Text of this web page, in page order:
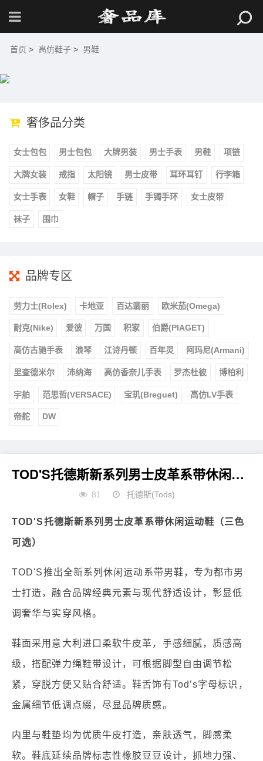
首页 > 高仿鞋子 > 男鞋
奢侈品分类
女士包包 男士包包 大牌男装 男士手表 男鞋 项链
大牌女装 戒指 太阳镜 男士皮带 耳环耳钉 行李箱
女士手表 女鞋 帽子 手链 手镯手环 女士皮带
袜子 围巾
品牌专区
劳力士(Rolex) 卡地亚 百达翡丽 欧米茄(Omega)
耐克(Nike) 爱彼 万国 积家 伯爵(PIAGET)
高仿古驰手表 浪琴 江诗丹顿 百年灵 阿玛尼(Armani)
里查德米尔 沛纳海 高仿香奈儿手表 罗杰杜彼 博柏利
宇舶 范思哲(VERSACE) 宝玑(Breguet) 高仿LV手表
帝舵 DW
TOD'S托德斯新系列男士皮革系带休闲运动鞋
81 托德斯(Tods)
TOD'S托德斯新系列男士皮革系带休闲运动鞋（三色
可选）
TOD'S推出全新系列休闲运动系带男鞋，专为都市男
士打造，融合品牌经典元素与现代舒适设计，彰显低
调奢华与实穿风格。
鞋面采用意大利进口柔软牛皮革，手感细腻，质感高
级，搭配弹力绳鞋带设计，可根据脚型自由调节松
紧，穿脱方便又贴合舒适。鞋舌饰有Tod’s字母标识，
金属细节低调点缀，尽显品牌质感。
内里与鞋垫均为优质牛皮打造，亲肤透气，脚感柔
软。鞋底延续品牌标志性橡胶豆豆设计，抓地力强、